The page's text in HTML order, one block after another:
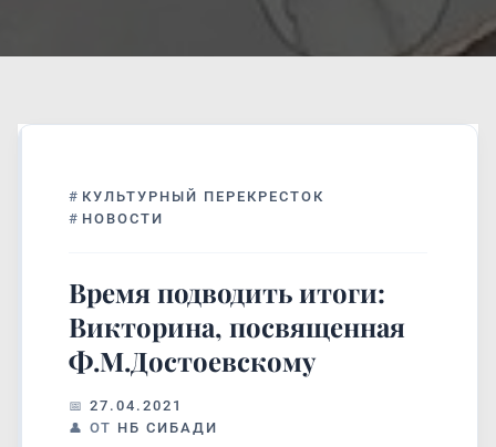
# КУЛЬТУРНЫЙ ПЕРЕКРЕСТОК
# НОВОСТИ
Время подводить итоги:
Викторина, посвященная
Ф.М.Достоевскому
27.04.2021
ОТ НБ СИБАДИ